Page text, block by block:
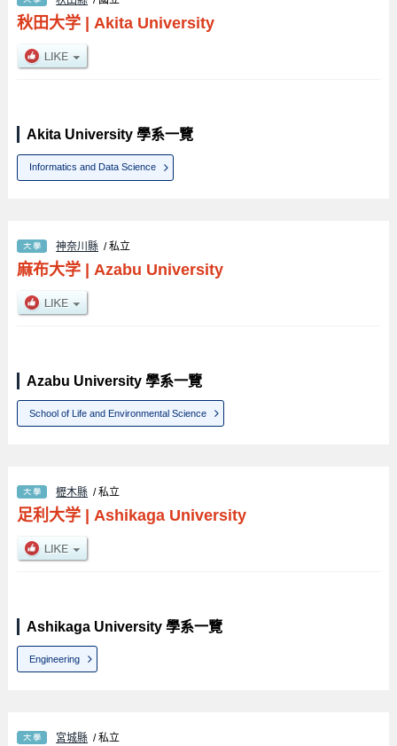
秋田大学| Akita University
Akita University 學系一覽
Informatics and Data Science
神奈川縣 / 私立
麻布大学| Azabu University
Azabu University 學系一覽
School of Life and Environmental Science
櫪木縣 / 私立
足利大学| Ashikaga University
Ashikaga University 學系一覽
Engineering
宮城縣 / 私立